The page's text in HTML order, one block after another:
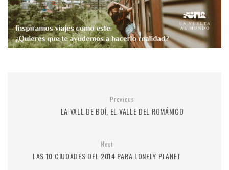
Previous
LA VALL DE BOÍ, EL VALLE DEL ROMÁNICO
Next
LAS 10 CIUDADES DEL 2014 PARA LONELY PLANET